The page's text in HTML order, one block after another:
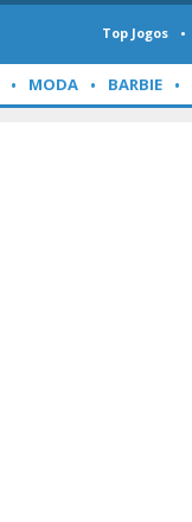
Top Jogos
MODA BARBIE